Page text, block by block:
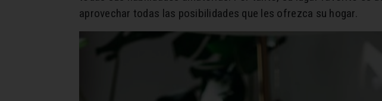
aprovechar todas las posibilidades que les ofrezca su hogar.